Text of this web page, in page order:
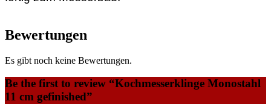
Bewertungen
Es gibt noch keine Bewertungen.
Be the first to review “Kochmesserklinge Monostahl
11 cm gefinished”